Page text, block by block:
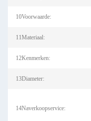
10Voorwaarde:
11Materiaal:
12Kenmerken:
13Diameter:
14Naverkoopservice: